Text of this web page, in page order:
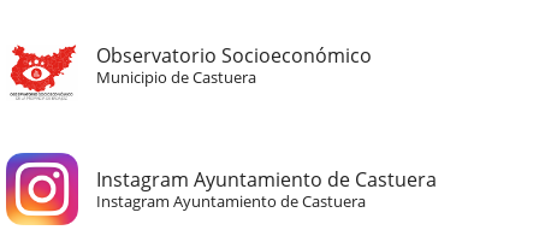
Observatorio Socioeconómico
Municipio de Castuera
Instagram Ayuntamiento de Castuera
Instagram Ayuntamiento de Castuera